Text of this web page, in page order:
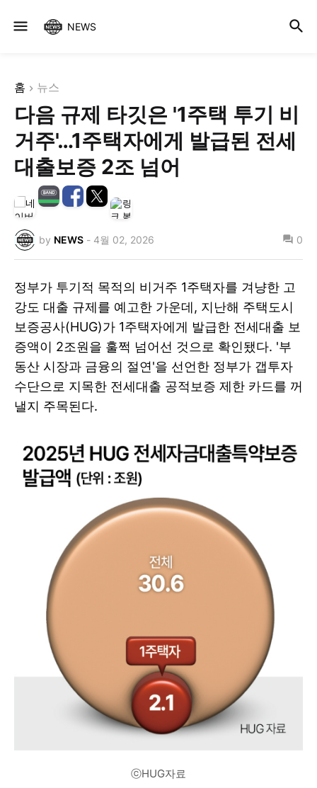
NEWS
홈 뉴스
다음 규제 타깃은 '1주택 투기 비
거주'…1주택자에게 발급된 전세
대출보증 2조 넘어
by NEWS - 4월 02, 2026 0
정부가 투기적 목적의 비거주 1주택자를 겨냥한 고
강도 대출 규제를 예고한 가운데, 지난해 주택도시
보증공사(HUG)가 1주택자에게 발급한 전세대출 보
증액이 2조원을 훌쩍 넘어선 것으로 확인됐다. '부
동산 시장과 금융의 절연'을 선언한 정부가 갭투자
수단으로 지목한 전세대출 공적보증 제한 카드를 꺼
낼지 주목된다.
ⓒHUG자료